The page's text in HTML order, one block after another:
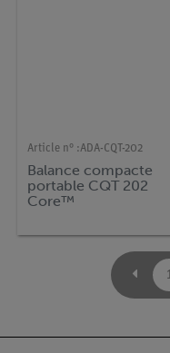
Article n° :ADA-CQT-202
Balance compacte
portable CQT 202
Core™